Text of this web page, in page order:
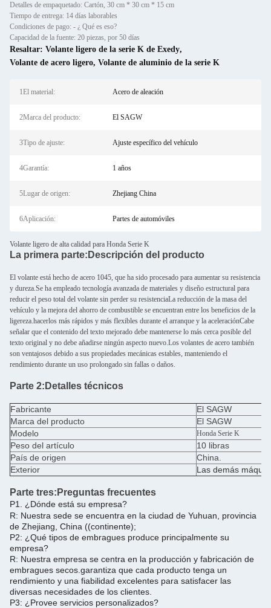
Detalles de empaquetado: Cartón, 30 cm * 30 cm * 15 cm
Tiempo de entrega: 14 días laborables
Condiciones de pago: - ¿ Qué es eso?
Capacidad de la fuente: 20 piezas, por 50 días
Resaltar: Volante ligero de la serie K de Exedy,
Volante de acero ligero, Volante de aluminio de la serie K
1El material: Acero de aleación
2Marca del producto: El SAGW
3Tipo de ajuste: Ajuste específico del vehículo
4Garantía: 1 años
5Lugar de origen: Zhejiang China
6Aplicación: Partes de automóviles
Volante ligero de alta calidad para Honda Serie K
La primera parte: Descripción del producto
El volante está hecho de acero 1045, que ha sido procesado para aumentar su resistencia
y dureza.Se ha empleado tecnología avanzada de materiales y diseño estructural para
reducir el peso total del volante sin perder su resistenciaLa reducción de la masa del
vehículo y la mejora del ahorro de combustible se encuentran entre los beneficios de la
ligereza.hacerlos más rápidos y más flexibles durante el arranque y la aceleraciónCabe
señalar que el contenido del texto mejorado debe mantenerse lo más cerca posible del
texto original y no debe añadirse ningún aspecto nuevo.Los volantes de acero también
son ventajosos debido a sus propiedades mecánicas estables, manteniendo el
rendimiento durante un uso prolongado sin fallas o daños.
Parte 2: Detalles técnicos
Fabricante
El SAGW
Marca del producto
El SAGW
Modelo
Honda Serie K
Peso del artículo
10 libras
País de origen
China.
Exterior
Las demás
Parte tres: Preguntas frecuentes
P1. ¿Dónde está su empresa?
R: Nuestra sede se encuentra en la ciudad de Yuhuan, provincia
de Zhejiang, China ((continente);
P2: ¿Qué tipos de embragues produce principalmente su
empresa?
R: Nuestra empresa se centra en la producción y fabricación de
embragues secos.garantiza que cada producto tenga un
rendimiento y una fiabilidad excelentes para satisfacer las
diversas necesidades de los clientes.
P3: ¿Provee servicios personalizados?